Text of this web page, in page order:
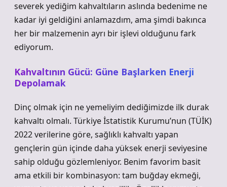
severek yediğim kahvaltıların aslında bedenime ne
kadar iyi geldiğini anlamazdım, ama şimdi bakınca
her bir malzemenin ayrı bir işlevi olduğunu fark
ediyorum.
Kahvaltının Gücü: Güne Başlarken Enerji
Depolamak
Dinç olmak için ne yemeliyim dediğimizde ilk durak
kahvaltı olmalı. Türkiye İstatistik Kurumu’nun (TÜİK)
2022 verilerine göre, sağlıklı kahvaltı yapan
gençlerin gün içinde daha yüksek enerji seviyesine
sahip olduğu gözlemleniyor. Benim favorim basit
ama etkili bir kombinasyon: tam buğday ekmeği,